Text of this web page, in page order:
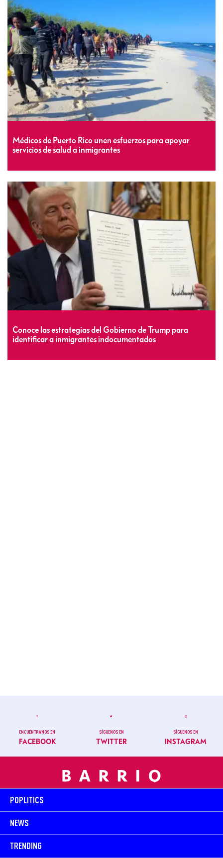
Médicos de Puerto Rico unen esfuerzos para apoyar
servicios de salud a inmigrantes
Conoce las estrategias del Gobierno de Trump para
identificar a inmigrantes indocumentados
ENCUÉNTRANOS EN
FACEBOOK
SÍGUENOS EN
TWITTER
SÍGUENOS EN
INSTAGRAM
POPLITICS
NEWS
TRENDING